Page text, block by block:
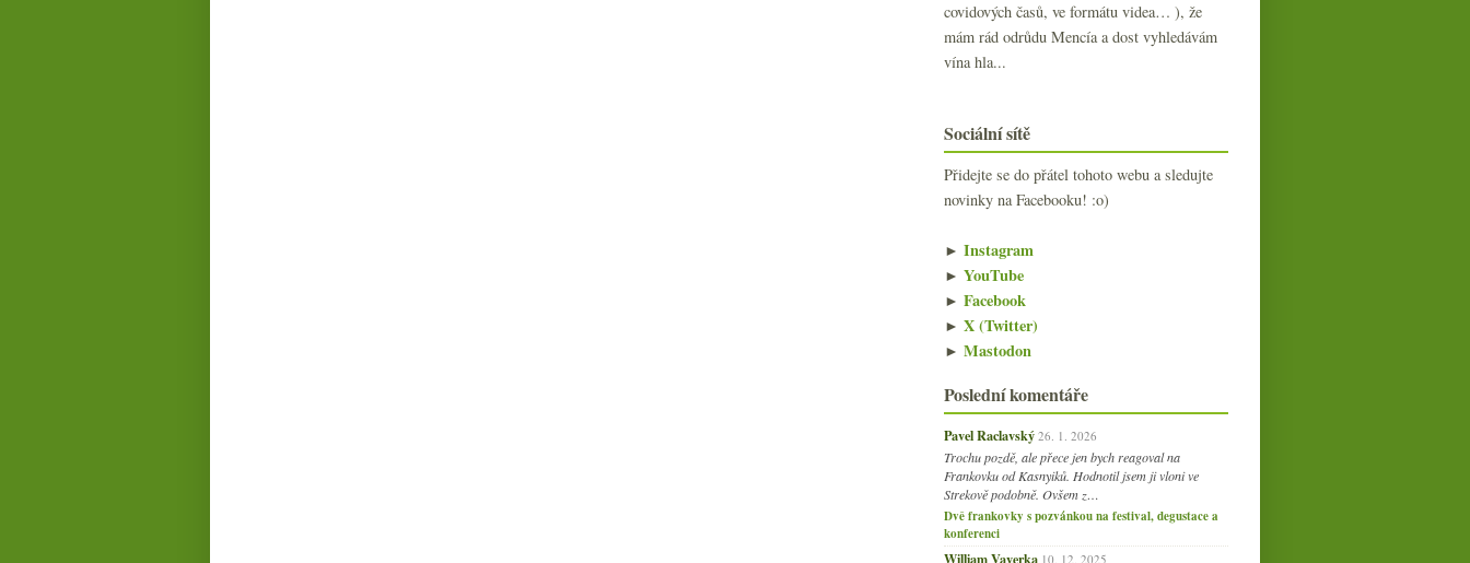
covidových časů, ve formátu videa… ), že
mám rád odrůdu Mencía a dost vyhledávám
vína hla...
Sociální sítě
Přidejte se do přátel tohoto webu a sledujte
novinky na Facebooku! :o)
► Instagram
► YouTube
► Facebook
► X (Twitter)
► Mastodon
Poslední komentáře
Pavel Raclavský 26. 1. 2026
Trochu pozdě, ale přece jen bych reagoval na
Frankovku od Kasnyiků. Hodnotil jsem ji vloni ve
Strekově podobně. Ovšem z…
Dvě frankovky s pozvánkou na festival, degustace a
konferenci
William Vaverka 10. 12. 2025